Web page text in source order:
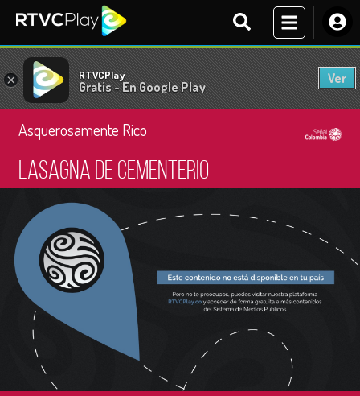
× RTVCPlay
Gratis - En Google Play
Ver
Asquerosamente Rico
Lasagna de cementerio